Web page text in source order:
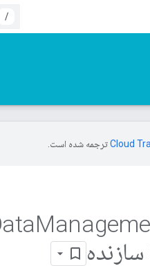
/
ترجمه شده است.
سازنده